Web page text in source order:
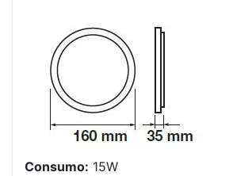
Consumo: 15W